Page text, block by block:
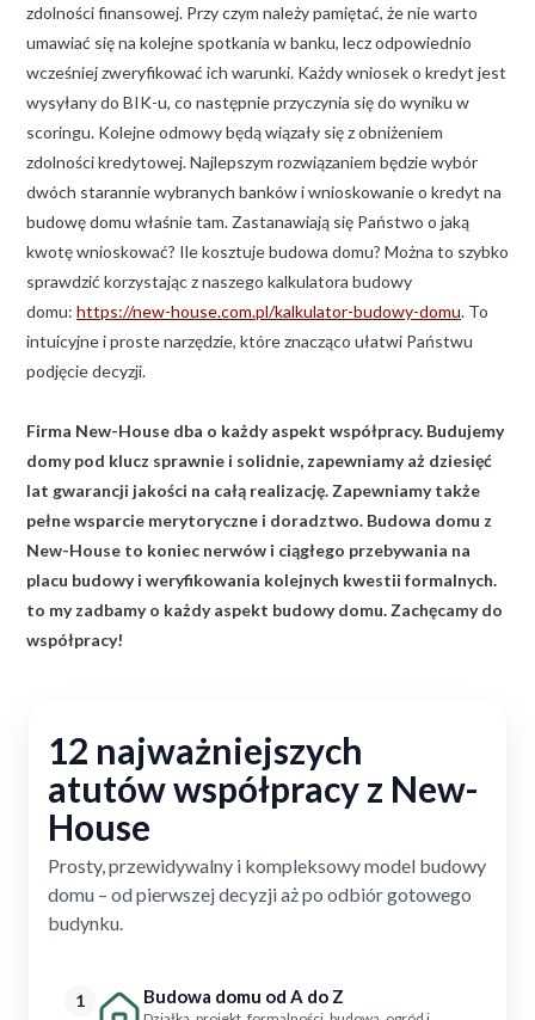
zdolności finansowej. Przy czym należy pamiętać, że nie warto
umawiać się na kolejne spotkania w banku, lecz odpowiednio
wcześniej zweryfikować ich warunki. Każdy wniosek o kredyt jest
wysyłany do BIK-u, co następnie przyczynia się do wyniku w
scoringu. Kolejne odmowy będą wiązały się z obniżeniem
zdolności kredytowej. Najlepszym rozwiązaniem będzie wybór
dwóch starannie wybranych banków i wnioskowanie o kredyt na
budowę domu właśnie tam. Zastanawiają się Państwo o jaką
kwotę wnioskować? Ile kosztuje budowa domu? Można to szybko
sprawdzić korzystając z naszego kalkulatora budowy
domu: https://new-house.com.pl/kalkulator-budowy-domu. To
intuicyjne i proste narzędzie, które znacząco ułatwi Państwu
podjęcie decyzji.
Firma New-House dba o każdy aspekt współpracy. Budujemy
domy pod klucz sprawnie i solidnie, zapewniamy aż dziesięć
lat gwarancji jakości na całą realizację. Zapewniamy także
pełne wsparcie merytoryczne i doradztwo. Budowa domu z
New-House to koniec nerwów i ciągłego przebywania na
placu budowy i weryfikowania kolejnych kwestii formalnych.
to my zadbamy o każdy aspekt budowy domu. Zachęcamy do
współpracy!
12 najważniejszych
atutów współpracy z New-
House
Prosty, przewidywalny i kompleksowy model budowy
domu – od pierwszej decyzji aż po odbiór gotowego
budynku.
1 Budowa domu od A do Z